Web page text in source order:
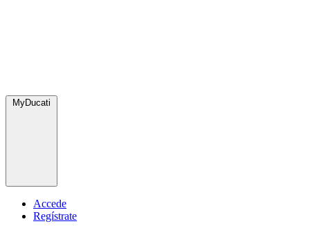
MyDucati
Accede
Regístrate